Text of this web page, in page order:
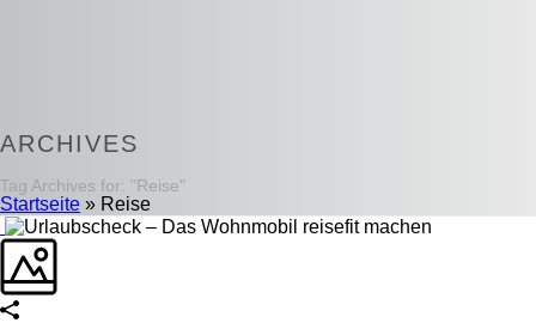
ARCHIVES
Tag Archives for: "Reise"
Startseite » Reise